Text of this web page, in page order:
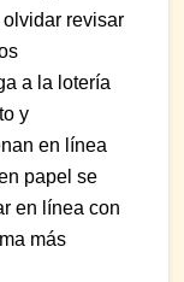
revisar
a la lotería
y
en línea
papel se
en línea con
más